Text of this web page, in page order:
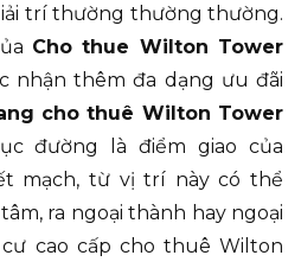
trí thường thường thường.
Cho thue Wilton Tower
nhận thêm đa dạng ưu đãi
cho thuê Wilton Tower
đường là điểm giao của
mạch, từ vị trí này có thể
ra ngoại thành hay ngoại
cao cấp cho thuê Wilton